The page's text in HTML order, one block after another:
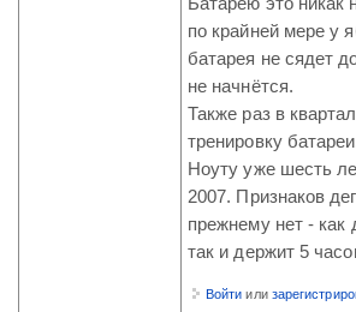
по крайней мере у
батарея не сядет
не начнётся.
Также раз в
тренировку
Ноуту уже шесть
2007. Признаков
прежнему нет - как
так и держит 5
Войти или